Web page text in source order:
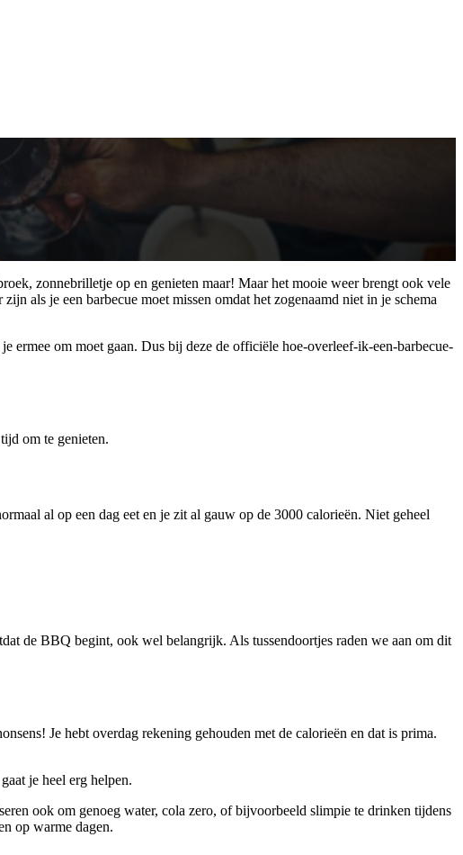
zonnebrilletje op en genieten maar! Maar het mooie weer brengt ook vele
als je een barbecue moet missen omdat het zogenaamd niet in je schema
ermee om moet gaan. Dus bij deze de officiële hoe-overleef-ik-een-barbecue-
om te genieten.
al op een dag eet en je zit al gauw op de 3000 calorieën. Niet geheel
de BBQ begint, ook wel belangrijk. Als tussendoortjes raden we aan om dit
Je hebt overdag rekening gehouden met de calorieën en dat is prima.
je heel erg helpen.
ook om genoeg water, cola zero, of bijvoorbeeld slimpie te drinken tijdens
op warme dagen.